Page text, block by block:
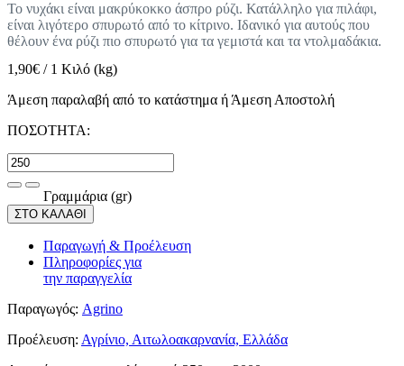
Το νυχάκι είναι μακρύκοκκο άσπρο ρύζι. Κατάλληλο για πιλάφι,
είναι λιγότερο σπυρωτό από το κίτρινο. Ιδανικό για αυτούς που
θέλουν ένα ρύζι πιο σπυρωτό για τα γεμιστά και τα ντολμαδάκια.
1,90€ / 1 Κιλό (kg)
Άμεση παραλαβή από το κατάστημα ή Άμεση Αποστολή
ΠΟΣΟΤΗΤΑ:
Γραμμάρια (gr)
ΣΤΟ ΚΑΛΑΘΙ
Παραγωγή & Προέλευση
Πληροφορίες για
την παραγγελία
Παραγωγός: Agrino
Προέλευση: Αγρίνιο, Αιτωλοακαρνανία, Ελλάδα